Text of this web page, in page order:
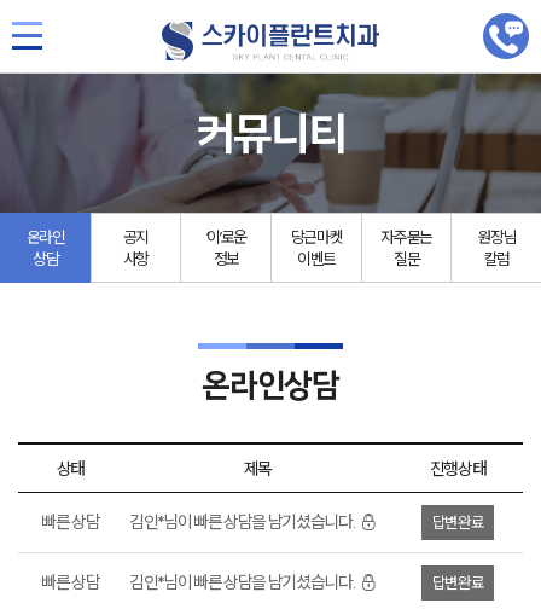
커뮤니티
온라인
상담
공지
사항
‘이’로운
정보
당근마켓
이벤트
자주묻는
질문
원장님
칼럼
온라인상담
상태 제목 진행상태
빠른 상담 김인*님이 빠른 상담을 남기셨습니다. 답변완료
빠른 상담 김인*님이 빠른 상담을 남기셨습니다. 답변완료